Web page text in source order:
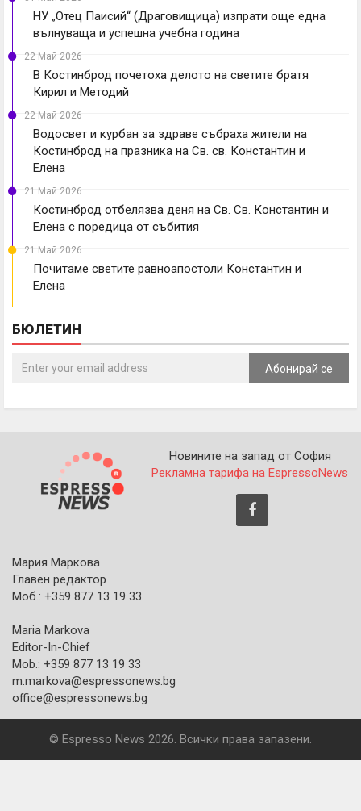
НУ „Отец Паисий“ (Драговищица) изпрати още една
вълнуваща и успешна учебна година
22 Май 2026
В Костинброд почетоха делото на светите братя
Кирил и Методий
22 Май 2026
Водосвет и курбан за здраве събраха жители на
Костинброд на празника на Св. св. Константин и
Елена
21 Май 2026
Костинброд отбелязва деня на Св. Св. Константин и
Елена с поредица от събития
21 Май 2026
Почитаме светите равноапостоли Константин и
Елена
БЮЛЕТИН
Абонирай се
Новините на запад от София
Рекламна тарифа на EspressoNews
Мария Маркова
Главен редактор
Моб.: +359 877 13 19 33
Maria Markova
Editor-In-Chief
Mob.: +359 877 13 19 33
m.markova@espressonews.bg
office@espressonews.bg
© Espresso News 2026. Всички права запазени.